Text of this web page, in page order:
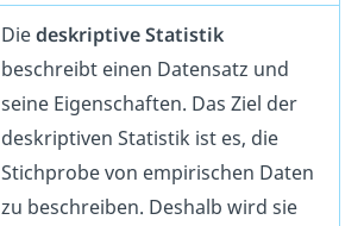
Diedeskriptive Statistik
beschreibt einen Datensatz und
seine Eigenschaften. Das Ziel der
deskriptiven Statistik ist es, die
Stichprobe von empirischen Daten
zu beschreiben. Deshalb wird sie